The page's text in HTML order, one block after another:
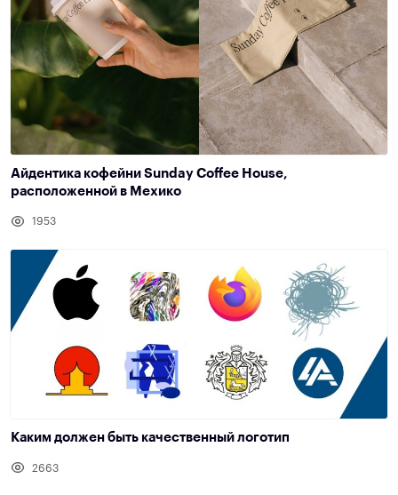
Айдентика кофейни Sunday Coffee House,
расположенной в Мехико
1953
Каким должен быть качественный логотип
2663